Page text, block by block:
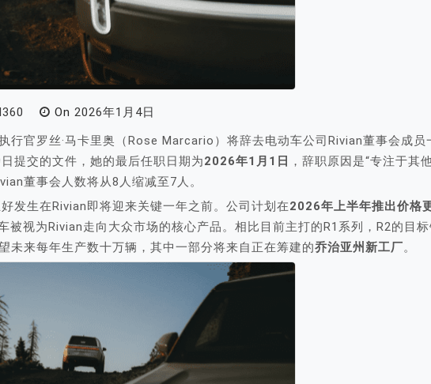
On 2026年1月4日
行官罗丝·马卡里奥（Rose Marcario）将辞去电动车公司Rivian董事会成员
提交的文件，她的最后任职日期为2026年1月1日 ，辞职原因是“专注于其
董事会人数将从8人缩减至7人。
发生在Rivian即将迎来关键一年之前。公司计划在2026年上半年推出价格
被视为Rivian走向大众市场的核心产品。相比目前主打的R1系列，R2的目
未来每年生产数十万辆，其中一部分将来自正在筹建的乔治亚州新工厂。